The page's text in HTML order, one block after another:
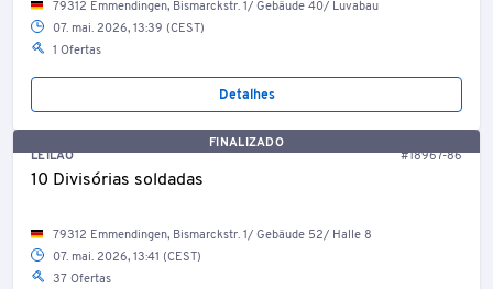
79312 Emmendingen, Bismarckstr. 1/ Gebäude 40/ Luvabau
07. mai. 2026, 13:39 (CEST)
1 Ofertas
Detalhes
FINALIZADO
LEILÃO
#18967-86
10 Divisórias soldadas
79312 Emmendingen, Bismarckstr. 1/ Gebäude 52/ Halle 8
07. mai. 2026, 13:41 (CEST)
37 Ofertas